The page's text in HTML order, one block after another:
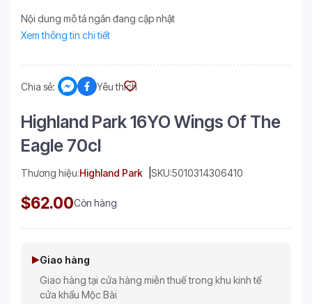
Nội dung mô tả ngắn đang cập nhật
Xem thông tin chi tiết
Chia sẻ: Yêu thích
Highland Park 16YO Wings Of The
Eagle 70cl
Thương hiệu:Highland Park SKU:5010314306410
$62.00Còn hàng
Giao hàng
Giao hàng tại cửa hàng miễn thuế trong khu kinh tế
cửa khẩu Mộc Bài